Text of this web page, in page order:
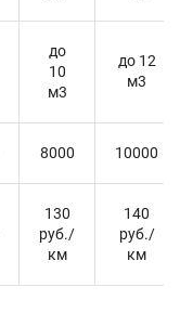
до
10
м3
до 12
м3
8000 10000
130
руб./
км
140
руб./
км